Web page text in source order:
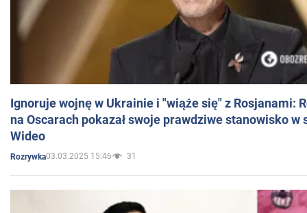
Ignoruje wojnę w Ukrainie i "wiąże się" z Rosjanami:
na Oscarach pokazał swoje prawdziwe stanowisko w
Wideo
Rozrywka03.03.2025 15:46 31